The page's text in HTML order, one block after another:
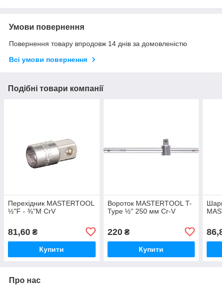
Умови повернення
Повернення товару впродовж 14 днів за домовленістю
Всі умови повернення
Подібні товари компанії
Перехідник MASTERTOOL
½"F - ⅜"M CrV
81,60 ₴
Купити
Вороток MASTERTOOL T-
Type ½" 250 мм Cr-V
220₴
Купити
Про нас